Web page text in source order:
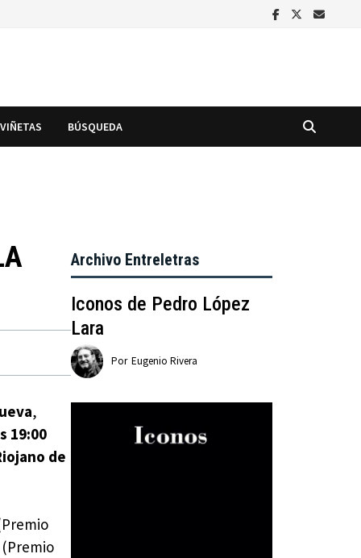
VIÑETAS BÚSQUEDA
,
19:00
de
(Premio
Archivo Entreletras
Iconos de Pedro López
Lara
Por Eugenio Rivera